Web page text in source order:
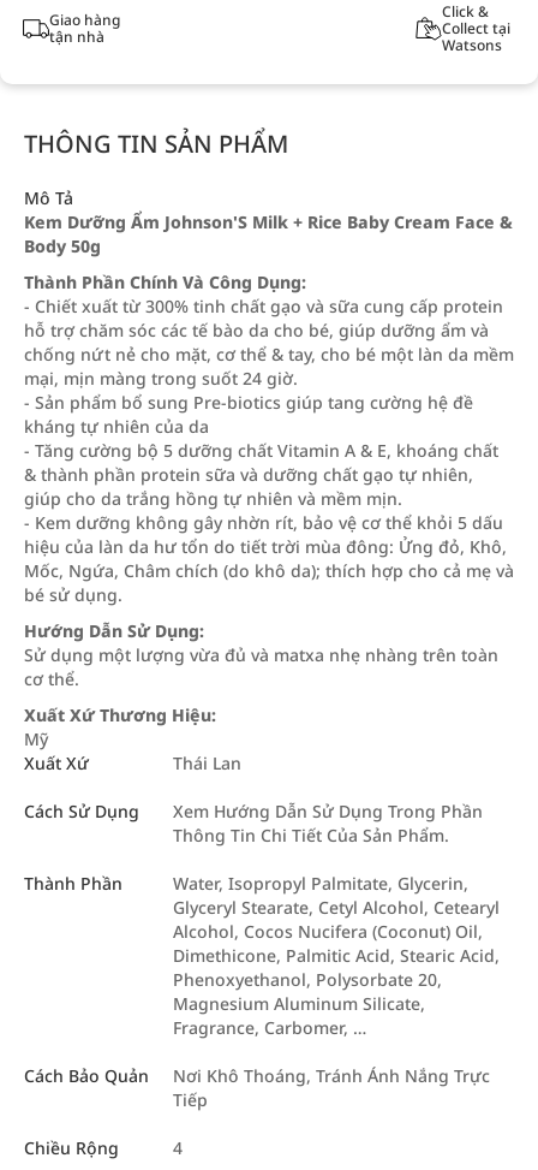
Giao hàng
tận nhà
Click &
Collect tại
Watsons
THÔNG TIN SẢN PHẨM
Mô Tả
Kem Dưỡng Ẩm Johnson'S Milk + Rice Baby Cream Face &
Body 50g
Thành Phần Chính Và Công Dụng:
- Chiết xuất từ 300% tinh chất gạo và sữa cung cấp protein
hỗ trợ chăm sóc các tế bào da cho bé, giúp dưỡng ẩm và
chống nứt nẻ cho mặt, cơ thể & tay, cho bé một làn da mềm
mại, mịn màng trong suốt 24 giờ.
- Sản phẩm bổ sung Pre-biotics giúp tang cường hệ đề
kháng tự nhiên của da
- Tăng cường bộ 5 dưỡng chất Vitamin A & E, khoáng chất
& thành phần protein sữa và dưỡng chất gạo tự nhiên,
giúp cho da trắng hồng tự nhiên và mềm mịn.
- Kem dưỡng không gây nhờn rít, bảo vệ cơ thể khỏi 5 dấu
hiệu của làn da hư tổn do tiết trời mùa đông: Ửng đỏ, Khô,
Mốc, Ngứa, Châm chích (do khô da); thích hợp cho cả mẹ và
bé sử dụng.
Hướng Dẫn Sử Dụng:
Sử dụng một lượng vừa đủ và matxa nhẹ nhàng trên toàn
cơ thể.
Xuất Xứ Thương Hiệu:
Mỹ
Xuất Xứ
Thái Lan
Cách Sử Dụng
Xem Hướng Dẫn Sử Dụng Trong Phần
Thông Tin Chi Tiết Của Sản Phẩm.
Thành Phần
Water, Isopropyl Palmitate, Glycerin,
Glyceryl Stearate, Cetyl Alcohol, Cetearyl
Alcohol, Cocos Nucifera (Coconut) Oil,
Dimethicone, Palmitic Acid, Stearic Acid,
Phenoxyethanol, Polysorbate 20,
Magnesium Aluminum Silicate,
Fragrance, Carbomer, …
Cách Bảo Quản
Nơi Khô Thoáng, Tránh Ánh Nắng Trực
Tiếp
Chiều Rộng 4